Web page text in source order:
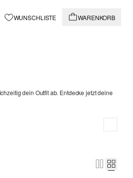
WUNSCHLISTE WARENKORB
dein Outfit ab. Entdecke jetzt deine